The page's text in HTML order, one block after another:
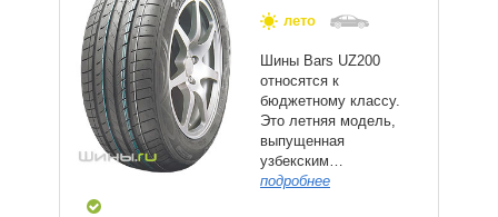
лето
Шины Bars UZ200
относятся к
бюджетному классу.
Это летняя модель,
выпущенная
узбекским…
подробнее